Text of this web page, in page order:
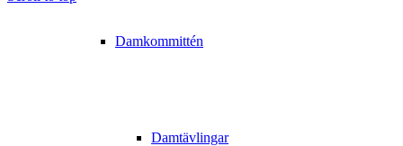
Damkommittén
Damtävlingar